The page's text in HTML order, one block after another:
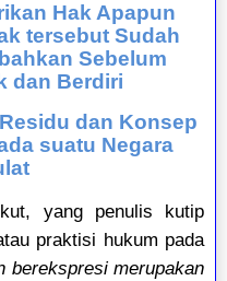
Hak Apapun
tersebut Sudah
Sebelum
dan Berdiri
dan Konsep
suatu Negara
yang penulis kutip
praktisi hukum pada
berekspresi merupakan